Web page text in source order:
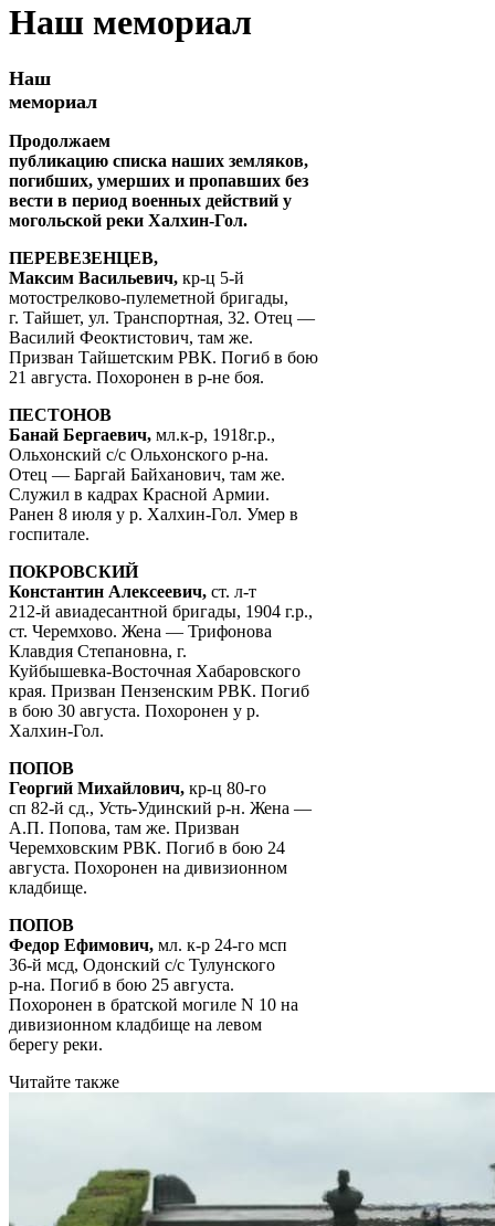
Наш мемориал
Наш
мемориал
Продолжаем
публикацию списка наших земляков,
погибших, умерших и пропавших без
вести в период военных действий у
могольской реки Халхин-Гол.
ПЕРЕВЕЗЕНЦЕВ,
Максим Васильевич, кр-ц 5-й
мотострелково-пулеметной бригады,
г. Тайшет, ул. Транспортная, 32. Отец —
Василий Феоктистович, там же.
Призван Тайшетским РВК. Погиб в бою
21 августа. Похоронен в р-не боя.
ПЕСТОНОВ
Банай Бергаевич, мл.к-р, 1918г.р.,
Ольхонский с/с Ольхонского р-на.
Отец — Баргай Байханович, там же.
Служил в кадрах Красной Армии.
Ранен 8 июля у р. Халхин-Гол. Умер в
госпитале.
ПОКРОВСКИЙ
Константин Алексеевич, ст. л-т
212-й авиадесантной бригады, 1904 г.р.,
ст. Черемхово. Жена — Трифонова
Клавдия Степановна, г.
Куйбышевка-Восточная Хабаровского
края. Призван Пензенским РВК. Погиб
в бою 30 августа. Похоронен у р.
Халхин-Гол.
ПОПОВ
Георгий Михайлович, кр-ц 80-го
сп 82-й сд., Усть-Удинский р-н. Жена —
А.П. Попова, там же. Призван
Черемховским РВК. Погиб в бою 24
августа. Похоронен на дивизионном
кладбище.
ПОПОВ
Федор Ефимович, мл. к-р 24-го мсп
36-й мсд, Одонский с/с Тулунского
р-на. Погиб в бою 25 августа.
Похоронен в братской могиле N 10 на
дивизионном кладбище на левом
берегу реки.
Читайте также